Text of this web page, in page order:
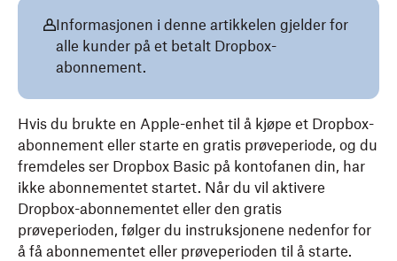
Informasjonen i denne artikkelen gjelder for
alle kunder på et betalt Dropbox-
abonnement.
Hvis du brukte en Apple-enhet til å kjøpe et Dropbox-
abonnement eller starte en gratis prøveperiode, og du
fremdeles ser Dropbox Basic på kontofanen din, har
ikke abonnementet startet. Når du vil aktivere
Dropbox-abonnementet eller den gratis
prøveperioden, følger du instruksjonene nedenfor for
å få abonnementet eller prøveperioden til å starte.